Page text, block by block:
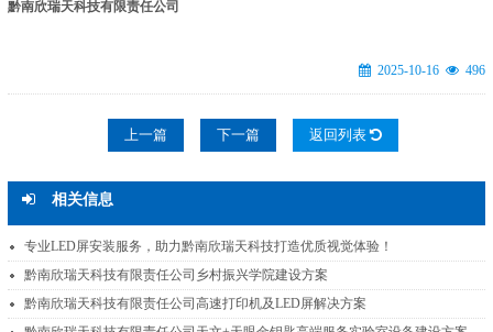
黔南欣瑞天科技有限责任公司
2025-10-16 496
上一篇 下一篇 返回列表
相关信息
专业LED屏安装服务，助力黔南欣瑞天科技打造优质视觉体验！
黔南欣瑞天科技有限责任公司乡村振兴学院建设方案
黔南欣瑞天科技有限责任公司高速打印机及LED屏解决方案